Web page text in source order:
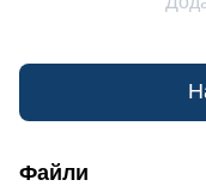
Файли